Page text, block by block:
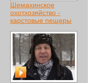
Шемахинское
охотхозяйство -
карстовые пещеры